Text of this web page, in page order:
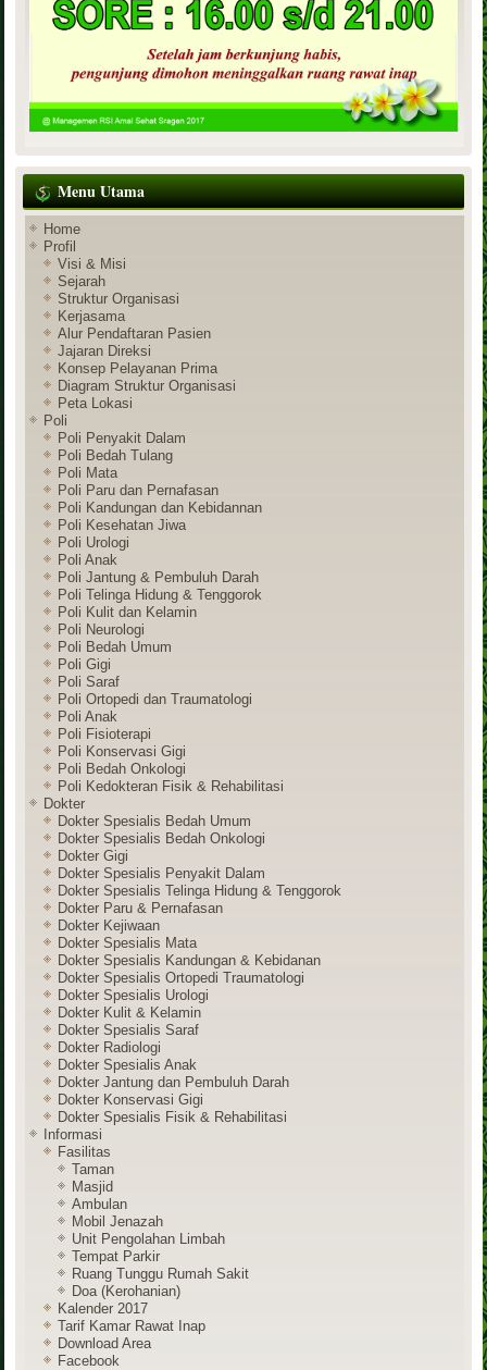
Menu Utama
Home
Profil
Visi & Misi
Sejarah
Struktur Organisasi
Kerjasama
Alur Pendaftaran Pasien
Jajaran Direksi
Konsep Pelayanan Prima
Diagram Struktur Organisasi
Peta Lokasi
Poli
Poli Penyakit Dalam
Poli Bedah Tulang
Poli Mata
Poli Paru dan Pernafasan
Poli Kandungan dan Kebidannan
Poli Kesehatan Jiwa
Poli Urologi
Poli Anak
Poli Jantung & Pembuluh Darah
Poli Telinga Hidung & Tenggorok
Poli Kulit dan Kelamin
Poli Neurologi
Poli Bedah Umum
Poli Gigi
Poli Saraf
Poli Ortopedi dan Traumatologi
Poli Anak
Poli Fisioterapi
Poli Konservasi Gigi
Poli Bedah Onkologi
Poli Kedokteran Fisik & Rehabilitasi
Dokter
Dokter Spesialis Bedah Umum
Dokter Spesialis Bedah Onkologi
Dokter Gigi
Dokter Spesialis Penyakit Dalam
Dokter Spesialis Telinga Hidung & Tenggorok
Dokter Paru & Pernafasan
Dokter Kejiwaan
Dokter Spesialis Mata
Dokter Spesialis Kandungan & Kebidanan
Dokter Spesialis Ortopedi Traumatologi
Dokter Spesialis Urologi
Dokter Kulit & Kelamin
Dokter Spesialis Saraf
Dokter Radiologi
Dokter Spesialis Anak
Dokter Jantung dan Pembuluh Darah
Dokter Konservasi Gigi
Dokter Spesialis Fisik & Rehabilitasi
Informasi
Fasilitas
Taman
Masjid
Ambulan
Mobil Jenazah
Unit Pengolahan Limbah
Tempat Parkir
Ruang Tunggu Rumah Sakit
Doa (Kerohanian)
Kalender 2017
Tarif Kamar Rawat Inap
Download Area
Facebook